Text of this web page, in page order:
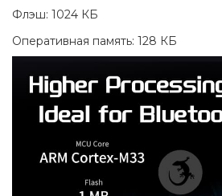
Флэш: 1024 КБ
Оперативная память: 128 КБ